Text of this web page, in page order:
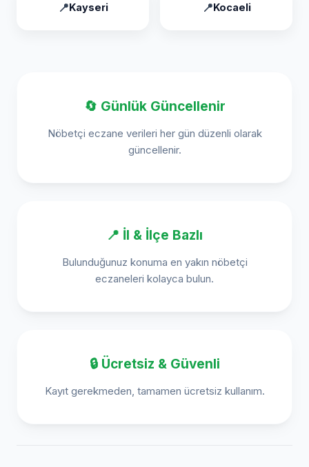
Kayseri Kocaeli
🔄 Günlük Güncellenir
Nöbetçi eczane verileri her gün düzenli olarak
güncellenir.
📍 İl & İlçe Bazlı
Bulunduğunuz konuma en yakın nöbetçi
eczaneleri kolayca bulun.
🔒 Ücretsiz & Güvenli
Kayıt gerekmeden, tamamen ücretsiz kullanım.